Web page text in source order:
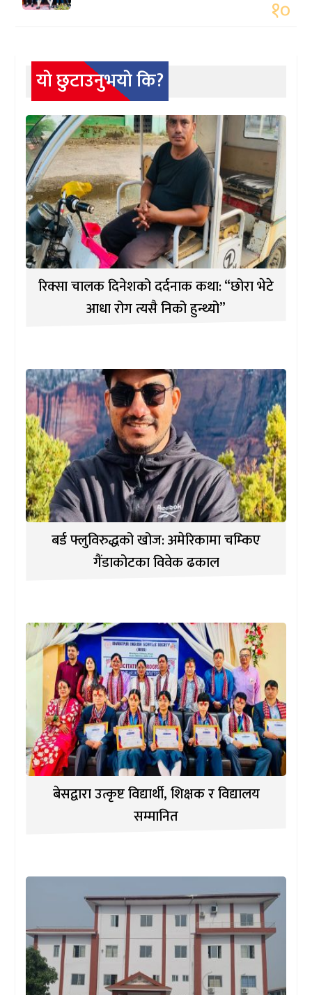
१०
यो छुटाउनुभयो कि?
रिक्सा चालक दिनेशको दर्दनाक कथा: “छोरा भेटे
आधा रोग त्यसै निको हुन्थ्यो”
बर्ड फ्लुविरुद्धको खोज: अमेरिकामा चम्किए
गैंडाकोटका विवेक ढकाल
बेसद्वारा उत्कृष्ट विद्यार्थी, शिक्षक र विद्यालय
सम्मानित